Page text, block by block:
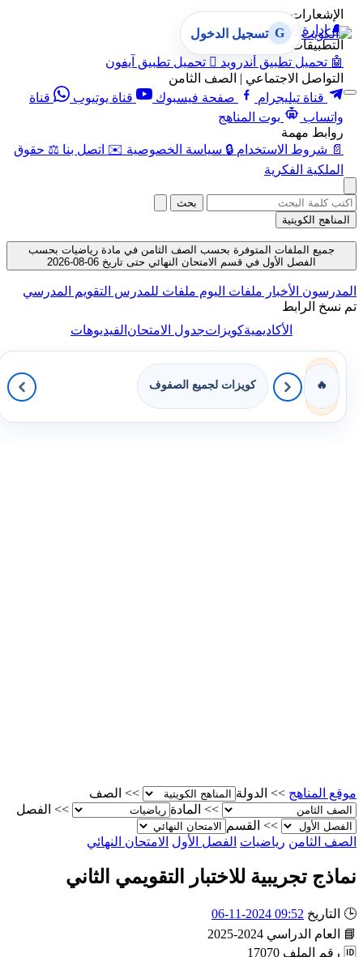
الإشعارات
🔔 إدارة الإشعارات
التطبيقات
🤖 تحميل تطبيق أندرويد  تحميل تطبيق آيفون
التواصل الاجتماعي | الصف الثامن
قناة تيليجرام
صفحة فيسبوك قناة يوتيوب
قناة
واتساب
بوت المناهج
روابط مهمة
📄 شروط الاستخدام 🔒 سياسة الخصوصية ✉️ اتصل بنا ⚖️ حقوق
الملكية الفكرية
G تسجيل الدخول
بحث
المناهج الكويتية
جميع الملفات المتوفرة بحسب الصف الثامن في مادة رياضيات بحسب
الفصل الأول في قسم الامتحان النهائي حتى تاريخ 06-08-2026
المدرسون الأخبار ملفات اليوم ملفات للمدرس التقويم المدرسي
تم نسخ الرابط
الأكاديميةكويزاتجدول الامتحانالفيديوهات
🔥 كويزات لجميع الصفوف
موقع المناهج >> الدولة >>
الصف
>>
المادة >>
الفصل
>>
القسم
الصف الثامن رياضيات الفصل الأول الامتحان النهائي
نماذج تجريبية للاختبار التقويمي الثاني
🕒 التاريخ 09:52 2024-11-06
📘
العام الدراسي 2024-2025
🆔 رقم الملف 17070